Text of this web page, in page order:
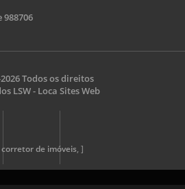
988706
Todos os direitos
LSW - Loca Sites Web
corretor de imóveis, ]